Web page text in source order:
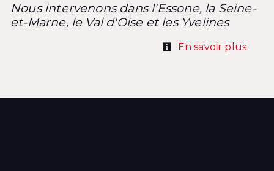
Nous intervenons dans l'Essone, la Seine-
et-Marne, le Val d'Oise et les Yvelines
En savoir plus